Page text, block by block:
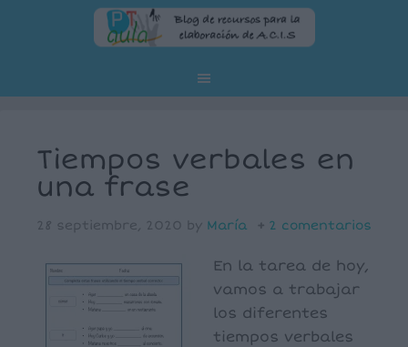
Tiempos verbales en
una frase
28 septiembre, 2020 by María 2 comentarios
En la tarea de hoy,
vamos a trabajar
los diferentes
tiempos verbales